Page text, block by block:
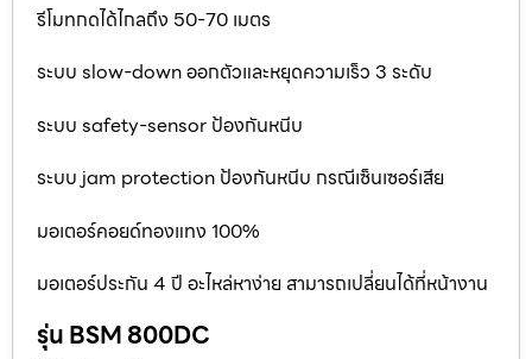
รีโมทกดได้ไกลถึง 50-70 เมตร
ระบบ slow-down ออกตัวและหยุดความเร็ว 3 ระดับ
ระบบ safety-sensor ป้องกันหนีบ
ระบบ jam protection ป้องกันหนีบ กรณีเซ็นเซอร์เสีย
มอเตอร์คอยด์ทองแทง 100%
มอเตอร์ประกัน 4 ปี อะไหล่หาง่าย สามารถเปลี่ยนได้ที่หน้างาน
รุ่น BSM 800DC